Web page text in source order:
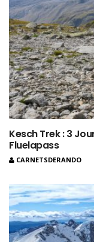
Kesch Trek : 3
Fluelapass
CARNETSDERANDO